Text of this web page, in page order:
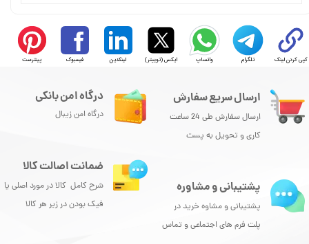
کپی کردن لینک تلگرام واتساپ ایکس (توییتر) لینکدین فیسبوک پینترست
ارسال سریع سفارش
ارسال سفارش طی 24 ساعت
کاری و تحویل به پست
درگاه امن بانکی
درگاه امن زیبال
پشتیبانی و مشاوره
پشتیبانی و مشاوه خرید در
پلت فرم های اجتماعی و تماس
ضمانت اصالت کالا
شرح کامل کالا در مورد اصلی یا
فیک بودن در زیر هر کالا